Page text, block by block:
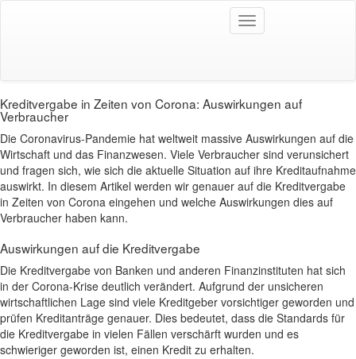
Toggle
navigation
Kreditvergabe in Zeiten von Corona: Auswirkungen auf
Verbraucher
Die Coronavirus-Pandemie hat weltweit massive Auswirkungen auf die
Wirtschaft und das Finanzwesen. Viele Verbraucher sind verunsichert
und fragen sich, wie sich die aktuelle Situation auf ihre Kreditaufnahme
auswirkt. In diesem Artikel werden wir genauer auf die Kreditvergabe
in Zeiten von Corona eingehen und welche Auswirkungen dies auf
Verbraucher haben kann.
Auswirkungen auf die Kreditvergabe
Die Kreditvergabe von Banken und anderen Finanzinstituten hat sich
in der Corona-Krise deutlich verändert. Aufgrund der unsicheren
wirtschaftlichen Lage sind viele Kreditgeber vorsichtiger geworden und
prüfen Kreditanträge genauer. Dies bedeutet, dass die Standards für
die Kreditvergabe in vielen Fällen verschärft wurden und es
schwieriger geworden ist, einen Kredit zu erhalten.